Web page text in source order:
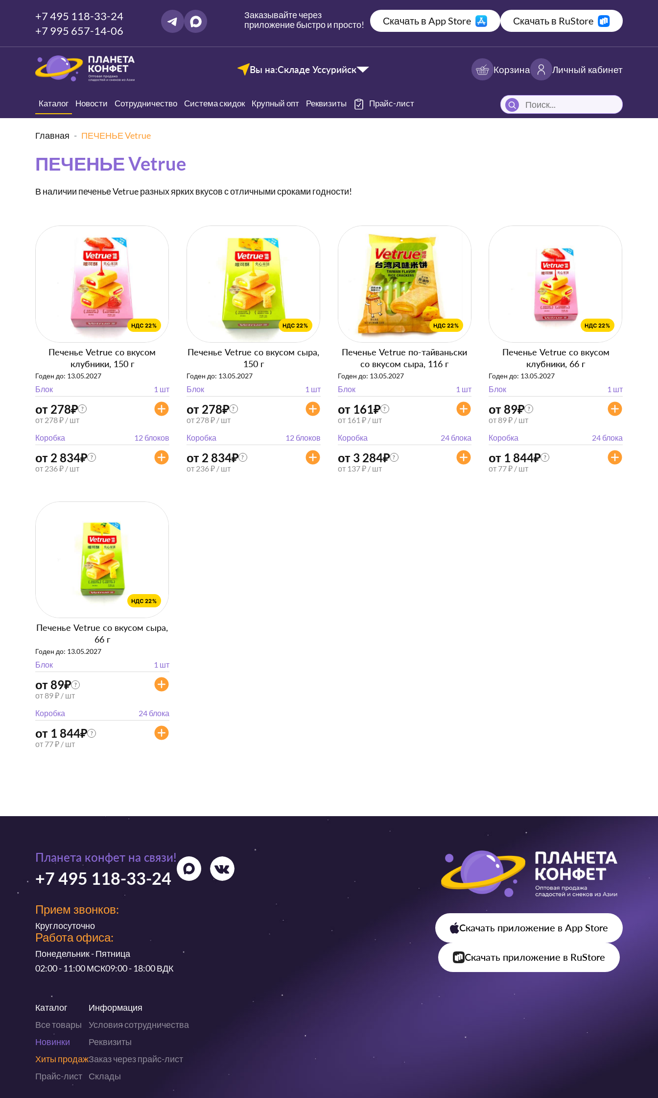
+7 495 118-33-24
+7 995 657-14-06
Заказывайте через
приложение быстро и просто!
Скачать в App Store Скачать в RuStore
Вы на:Складе Уссурийск Корзина Личный кабинет
Каталог Новости Сотрудничество Система скидок Крупный опт Реквизиты Прайс-лист
Главная ПЕЧЕНЬЕ Vetrue
ПЕЧЕНЬЕ Vetrue
В наличии печенье Vetrue разных ярких вкусов с отличными сроками годности!
Печенье Vetrue со вкусом
клубники, 150 г
Годен до: 13.05.2027
Блок 1 шт
от 278₽ ?
от 278 ₽ / шт
Коробка
12 блоков
от 2 834₽ ?
от 236 ₽ / шт
Печенье Vetrue со вкусом сыра,
150 г
Годен до: 13.05.2027
Блок 1 шт
от 278₽ ?
от 278 ₽ / шт
Коробка
12 блоков
от 2 834₽ ?
от 236 ₽ / шт
Печенье Vetrue по-тайваньски
со вкусом сыра, 116 г
Годен до: 13.05.2027
Блок 1 шт
от 161₽ ?
от 161 ₽ / шт
Коробка
24 блока
от 3 284₽ ?
от 137 ₽ / шт
Печенье Vetrue со вкусом
клубники, 66 г
Годен до: 13.05.2027
Блок 1 шт
от 89₽ ?
от 89 ₽ / шт
Коробка
24 блока
от 1 844₽ ?
от 77 ₽ / шт
Печенье Vetrue со вкусом сыра,
66 г
Годен до: 13.05.2027
Блок 1 шт
от 89₽ ?
от 89 ₽ / шт
Коробка
24 блока
от 1 844₽ ?
от 77 ₽ / шт
Планета конфет на связи!
+7 495 118-33-24
Прием звонков:
Круглосуточно
Работа офиса:
Понедельник - Пятница
02:00 - 11:00 МСК09:00 - 18:00 ВДК
Каталог
Все товары
Новинки
Хиты продаж
Прайс-лист
Информация
Условия сотрудничества
Реквизиты
Заказ через прайс-лист
Склады
Скачать приложение в App Store
Скачать приложение в RuStore